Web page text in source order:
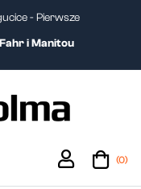
- Pierwsze
i Manitou
(0)